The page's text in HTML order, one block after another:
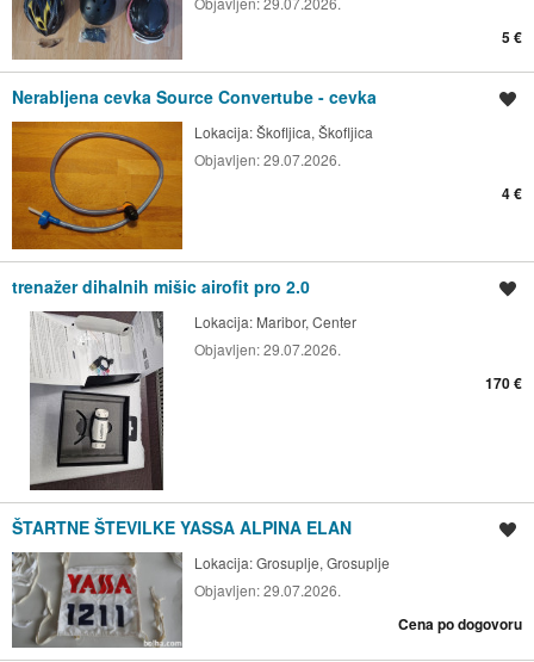
5 €
Nerabljena cevka Source Convertube - cevka
Lokacija:Škofljica, Škofljica
Objavljen:29.07.2026.
4 €
trenažer dihalnih mišic airofit pro 2.0
Lokacija: Maribor, Center
Objavljen:29.07.2026.
170 €
ŠTARTNE ŠTEVILKE YASSA ALPINA ELAN
Lokacija:Grosuplje, Grosuplje
Objavljen:29.07.2026.
Cena po dogovoru